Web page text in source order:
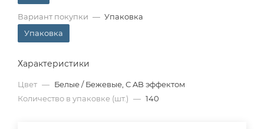
Вариант покупки — Упаковка
Упаковка
Характеристики
Цвет — Белые / Бежевые, С AB эффектом
Количество в упаковке (шт.) — 140